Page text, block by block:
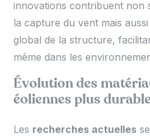
innovations contribuent non
la capture du vent mais
global de la structure,
même dans les
Évolution des
éoliennes plus
Les recherches actuelles